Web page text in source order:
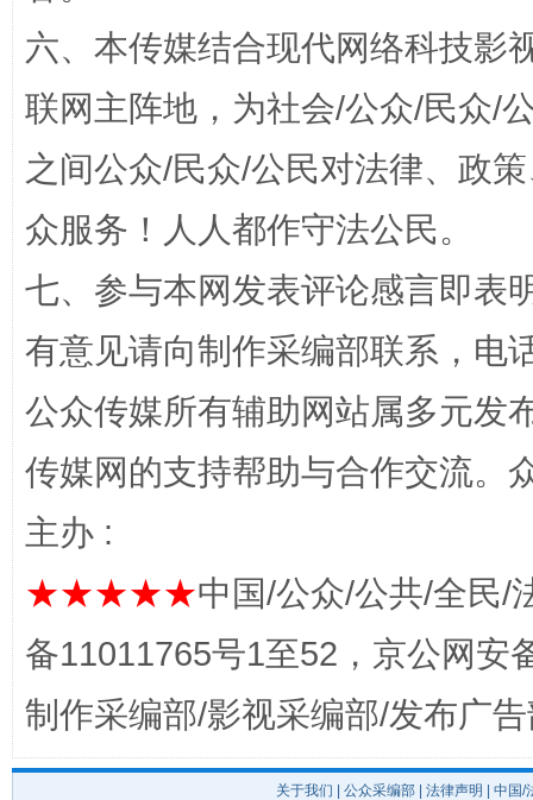
千年窑火 生生不息 一
揭开“小金库”的免责幌子
六、本传媒结合现代网络科技影
联网主阵地，为社会/公众/民众/
之间公众/民众/公民对法律、政
众服务！人人都作守法公民。
七、参与本网发表评论感言即表
有意见请向制作采编部联系，电
公众传媒所有辅助网站属多元发
传媒网的支持帮助与合作交流。
主办 :
★★★★★中国/公众/公共/全民/
备11011765号1至52，京公网安
制作采编部/影视采编部/发布广
关于我们 公众采编部 法律声明 | 中国